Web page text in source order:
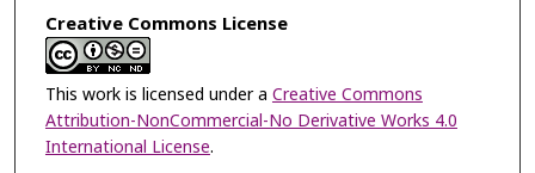
Creative Commons License
This work is licensed under a Creative Commons
Attribution-NonCommercial-No Derivative Works 4.0
International License.